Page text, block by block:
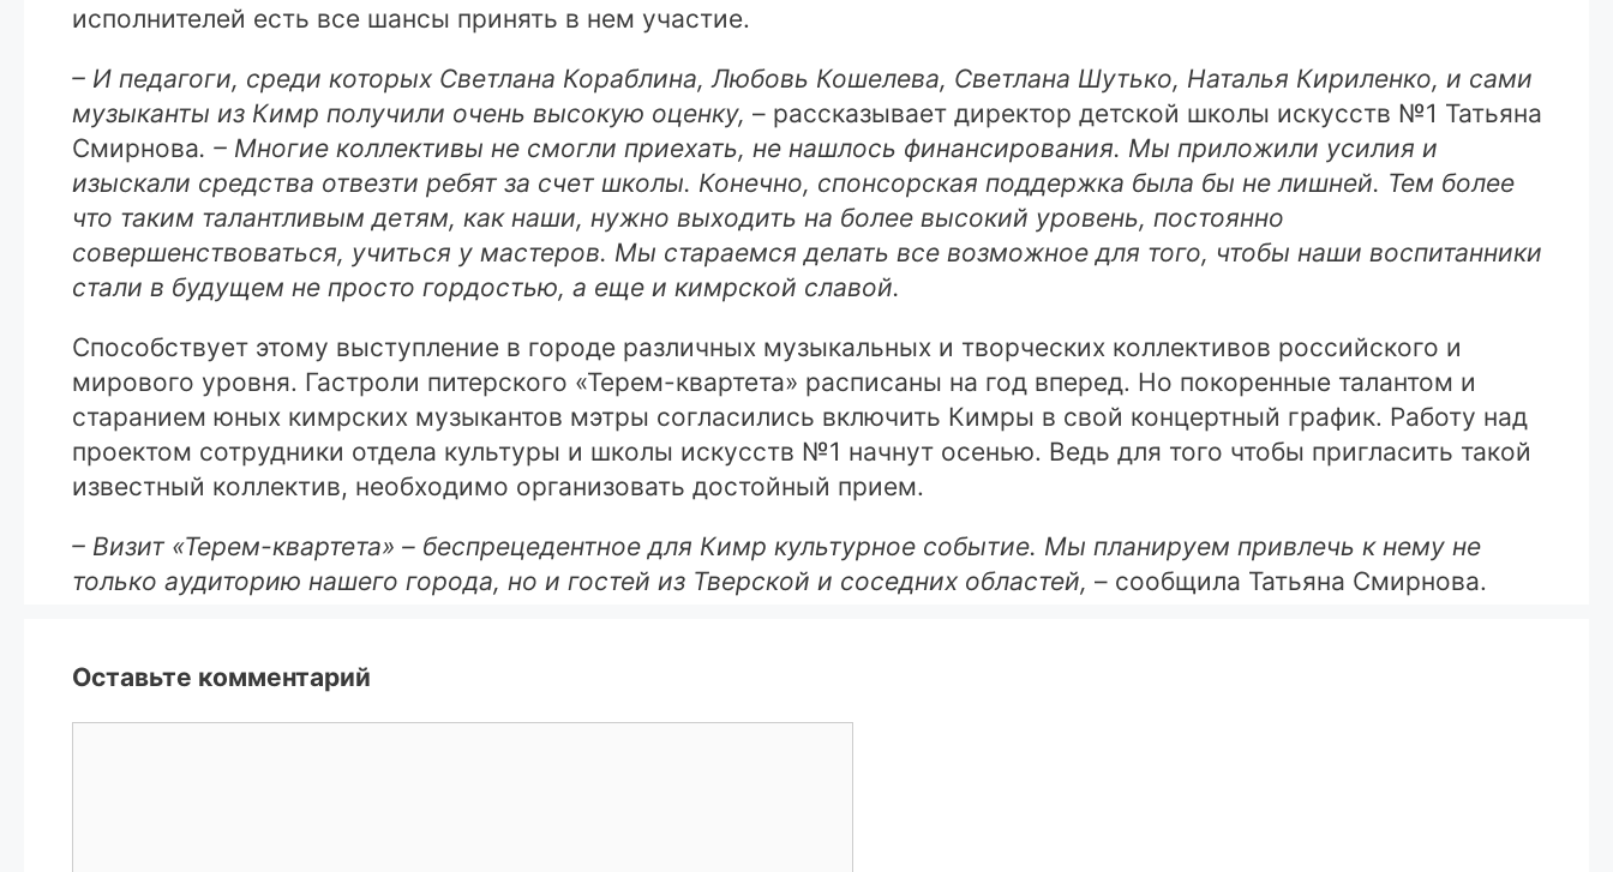
исполнителей есть все шансы принять в нем участие.
– И педагоги, среди которых Светлана Кораблина, Любовь Кошелева, Светлана Шутько, Наталья Кириленко, и сами
музыканты из Кимр получили очень высокую оценку, – рассказывает директор детской школы искусств №1 Татьяна
Смирнова. – Многие коллективы не смогли приехать, не нашлось финансирования. Мы приложили усилия и
изыскали средства отвезти ребят за счет школы. Конечно, спонсорская поддержка была бы не лишней. Тем более
что таким талантливым детям, как наши, нужно выходить на более высокий уровень, постоянно
совершенствоваться, учиться у мастеров. Мы стараемся делать все возможное для того, чтобы наши воспитанники
стали в будущем не просто гордостью, а еще и кимрской славой.
Способствует этому выступление в городе различных музыкальных и творческих коллективов российского и
мирового уровня. Гастроли питерского «Терем-квартета» расписаны на год вперед. Но покоренные талантом и
старанием юных кимрских музыкантов мэтры согласились включить Кимры в свой концертный график. Работу над
проектом сотрудники отдела культуры и школы искусств №1 начнут осенью. Ведь для того чтобы пригласить такой
известный коллектив, необходимо организовать достойный прием.
– Визит «Терем-квартета» – беспрецедентное для Кимр культурное событие. Мы планируем привлечь к нему не
только аудиторию нашего города, но и гостей из Тверской и соседних областей, – сообщила Татьяна Смирнова.
Оставьте комментарий